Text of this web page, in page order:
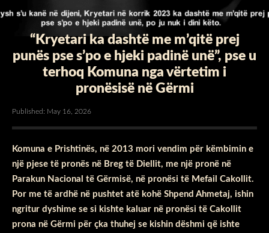
“Kryetari ka dashtë me m’qitë prej
punës pse s’po e hjeki padinë unë”, pse u
terhoq Komuna nga vërtetim i
pronësisë në Gërmi
Published: May 16, 2026
Komuna e Prishtinës, në 2013 mori vendim për këmbimin e
një pjese të pronës në Breg të Diellit, me një pronë në
Parakun Nacional të Gërmisë, në pronësi të Mefail Cakollit.
Por me të ardhë në pushtet atë kohë Shpend Ahmetaj, ishin
ngritur dyshime se si kishte kaluar në pronësi të Cakollit
prona në Gërmi për çka thuhej se kishin dëshmi që ishte